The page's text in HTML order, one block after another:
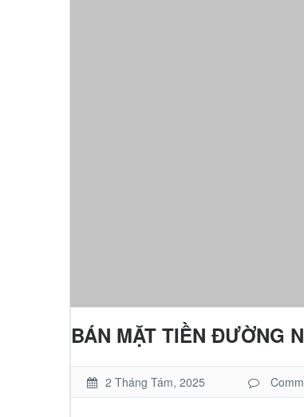
BÁN MẶT TIỀN ĐƯỜNG
2 Tháng Tám, 2025